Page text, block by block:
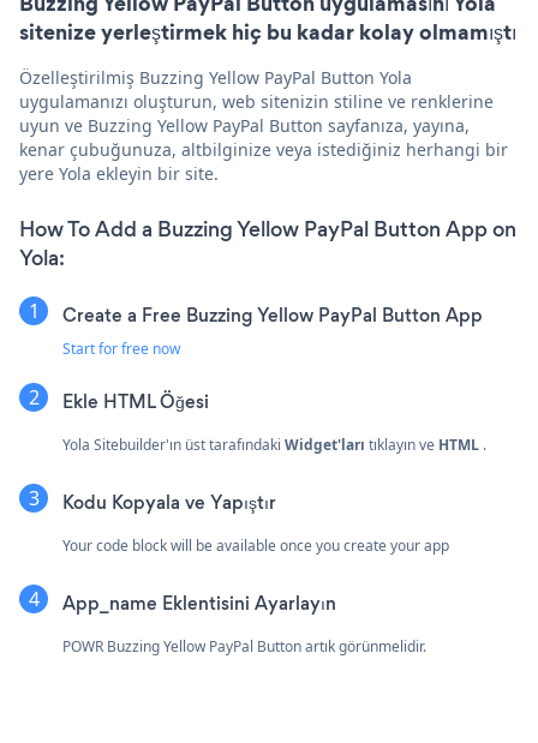
sitenize yerleştirmek hiç bu kadar kolay olmamıştı
Özelleştirilmiş Buzzing Yellow PayPal Button Yola
uygulamanızı oluşturun, web sitenizin stiline ve renklerine
uyun ve Buzzing Yellow PayPal Button sayfanıza, yayına,
kenar çubuğunuza, altbilginize veya istediğiniz herhangi bir
yere Yola ekleyin bir site.
How To Add a Buzzing Yellow PayPal Button App on
Yola:
Create a Free Buzzing Yellow PayPal Button App
Start for free now
Ekle HTML Öğesi
Yola Sitebuilder'ın üst tarafındaki Widget'ları tıklayın ve HTML .
Kodu Kopyala ve Yapıştır
Your code block will be available once you create your app
App_name Eklentisini Ayarlayın
POWR Buzzing Yellow PayPal Button artık görünmelidir.